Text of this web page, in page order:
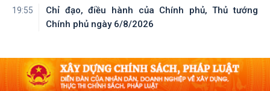
19:55
Chỉ đạo, điều hành của Chính phủ, Thủ tướng
Chính phủ ngày 6/8/2026